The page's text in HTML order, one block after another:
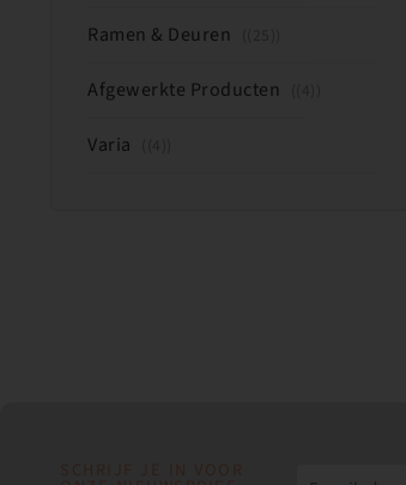
Ramen & Deuren
Afgewerkte Producten
Varia